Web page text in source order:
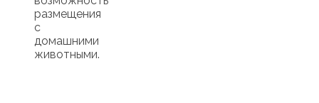
размещения
с
домашними
животными.